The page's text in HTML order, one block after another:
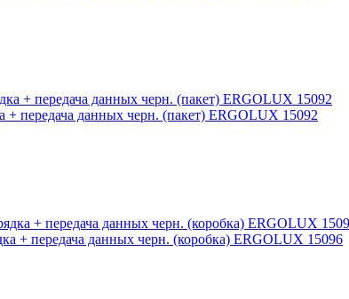
передача данных черн. (пакет) ERGOLUX 15092
+ передача данных черн. (коробка) ERGOLUX 15096